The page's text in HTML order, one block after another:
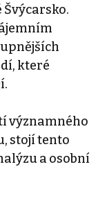
které
významného
stojí tento
a osobní